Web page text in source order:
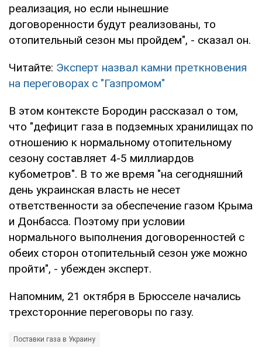
реализация, но если нынешние
договоренности будут реализованы, то
отопительный сезон мы пройдем", - сказал он.
Читайте: Эксперт назвал камни преткновения
на переговорах с "Газпромом"
В этом контексте Бородин рассказал о том,
что "дефицит газа в подземных хранилищах по
отношению к нормальному отопительному
сезону составляет 4-5 миллиардов
кубометров". В то же время "на сегодняшний
день украинская власть не несет
ответственности за обеспечение газом Крыма
и Донбасса. Поэтому при условии
нормального выполнения договоренностей с
обеих сторон отопительный сезон уже можно
пройти", - убежден эксперт.
Напомним, 21 октября в Брюсселе начались
трехсторонние переговоры по газу.
Поставки газа в Украину